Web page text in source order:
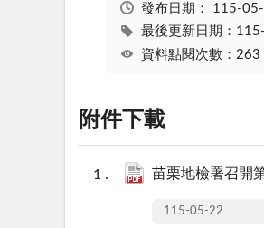
發布日期： 115-05-
最後更新日期：
資料點閱次數：263
附件下載
苗栗地檢署召開
115-05-22